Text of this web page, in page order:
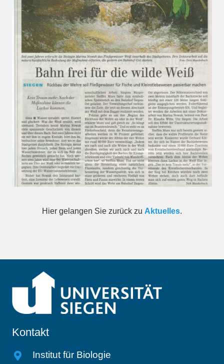
Hier gelangen Sie zurück zu Aktuelles.
Kontakt
Institut für Biologie